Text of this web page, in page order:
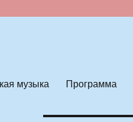
музыка Программа